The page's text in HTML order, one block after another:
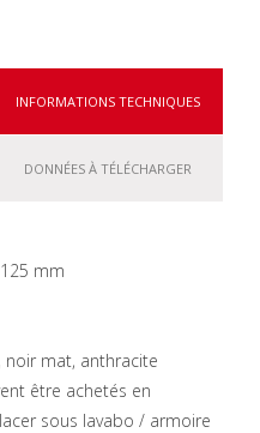
INFORMATIONS TECHNIQUES
DONNÉES À TÉLÉCHARGER
mm
noir mat, anthracite
être achetés en
sous lavabo / armoire